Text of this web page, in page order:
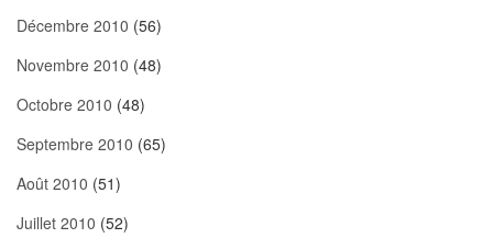
Décembre 2010 (56)
Novembre 2010 (48)
Octobre 2010 (48)
Septembre 2010 (65)
Août 2010 (51)
Juillet 2010 (52)